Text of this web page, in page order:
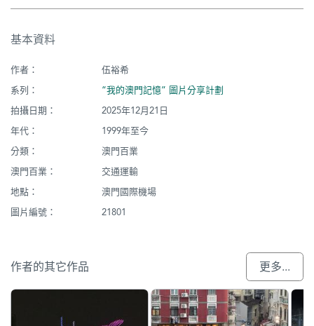
市
基本資料
作者：
伍裕希
系列：
“我的澳門記憶” 圖片分享計劃
拍攝日期：
2025年12月21日
年代：
1999年至今
分類：
澳門百業
澳門百業：
交通運輸
地點：
澳門國際機場
圖片編號：
21801
作者的其它作品 更多...